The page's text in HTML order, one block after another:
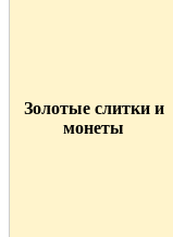
Золотые слитки и
монеты